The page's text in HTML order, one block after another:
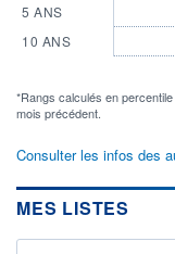
5 ANS
10 ANS
*Rangs calculés en
mois précédent.
Consulter les infos des
MES LISTES